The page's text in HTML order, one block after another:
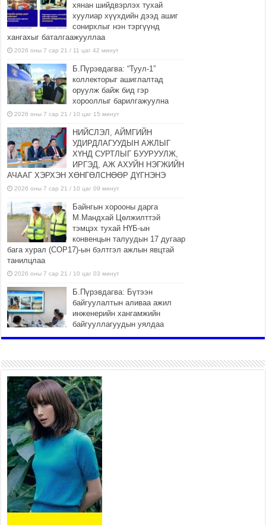
хянан шийдвэрлэх тухай
хуулиар хүүхдийн дээд ашиг
сонирхлыг нэн тэргүүнд
хангахыг баталгаажууллаа
2026 оны 7 сар 21 / 11 цаг 42 минут
Б.Пүрэвдагва: “Туул-1”
коллекторыг ашиглалтад
оруулж байж бид гэр
хорооллыг барилгажуулна
2026 оны 7 сар 21 / 10 цаг 15 минут
НИЙСЛЭЛ, АЙМГИЙН
УДИРДЛАГУУДЫН АЖЛЫГ
ХҮНД СУРТЛЫГ БУУРУУЛЖ,
ИРГЭД, АЖ АХУЙН НЭГЖИЙН
АЧААГ ХЭРХЭН ХӨНГӨЛСНӨӨР ДҮГНЭНЭ
2026 оны 7 сар 21 / 10 цаг 09 минут
Байнгын хорооны дарга
М.Мандхай Цөлжилттэй
тэмцэх тухай НҮБ-ын
конвенцын талуудын 17 дугаар
бага хурал (СОР17)-ын бэлтгэл ажлын явцтай
танилцлаа
2026 оны 7 сар 21 / 10 цаг 03 минут
Б.Пүрэвдагва: Бүтээн
байгуулалтын аливаа ажил
инженерийн хангамжийн
байгууллагуудын уялдаа
холбоогүйгээс саатах ёсгүй
“Сэлбэ 20 минутын хот”
төслийн анхны 12 давхар
барилгын үндсэн карказ,
цутгалтын ажил дууслаа
2026 оны 7 сар 20 / 17 цаг 17 минут
Мопед, скүүтер, тэдгээртэй
адилтгах үзүүлэлт бүхий
тээврийн хэрэгсэлтэй
холбоотой нийслэлийн засаг
дарга захирамж гаргалаа
2026 оны 7 сар 20 / 17 цаг 11 минут
Төв цэвэрлэх байгууламжид хоногт дунджаар 3
тонн хатуу хог хаягдал ирж байна